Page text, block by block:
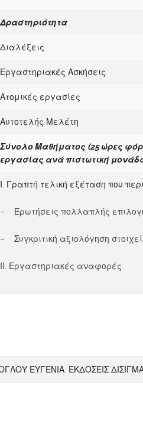
Δραστηριότητα
Διαλέξεις
Εργαστηριακές Ασκήσεις
Ατομικές εργασίες
Αυτοτελής Μελέτη
Σύνολο Μαθήματος (25 ώρες
εργασίας ανά πιστωτική
Ι. Γραπτή τελική εξέταση που
– Ερωτήσεις πολλαπλής
– Συγκριτική αξιολόγηση
ΙΙ. Εργαστηριακές αναφορές
ΕΥΓΕΝΙΑ. ΕΚΔΟΣΕΙΣ